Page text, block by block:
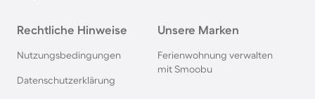
Rechtliche Hinweise
Nutzungsbedingungen
Datenschutzerklärung
Unsere Marken
Ferienwohnung verwalten
mit Smoobu